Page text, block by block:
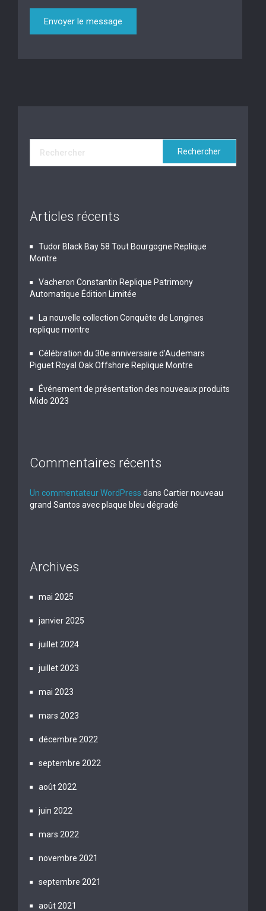
Articles récents
Tudor Black Bay 58 Tout Bourgogne Replique
Montre
Vacheron Constantin Replique Patrimony
Automatique Édition Limitée
La nouvelle collection Conquête de Longines
replique montre
Célébration du 30e anniversaire d’Audemars
Piguet Royal Oak Offshore Replique Montre
Événement de présentation des nouveaux produits
Mido 2023
Commentaires récents
Un commentateur WordPress dans Cartier nouveau
grand Santos avec plaque bleu dégradé
Archives
mai 2025
janvier 2025
juillet 2024
juillet 2023
mai 2023
mars 2023
décembre 2022
septembre 2022
août 2022
juin 2022
mars 2022
novembre 2021
septembre 2021
août 2021